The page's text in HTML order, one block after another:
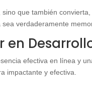
que también
verdaderamente
en
efectiva en línea y
impactante y efectiva.